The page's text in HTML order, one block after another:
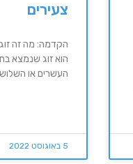
צעירים
הקדמה: מה זה
הוא זוג שנמצא
העשרים או
5 באוגוסט 2022